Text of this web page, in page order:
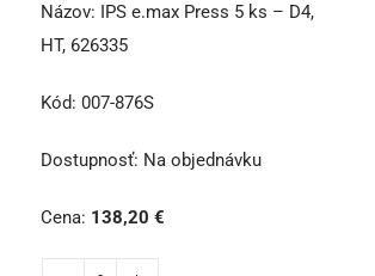
Názov:
IPS e.max Press 5 ks – D4,
HT, 626335
Kód: 007-876S
Dostupnosť: Na objednávku
Cena: 138,20 €